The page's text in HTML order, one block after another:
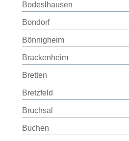
Bodeslhausen
Bondorf
Bönnigheim
Brackenheim
Bretten
Bretzfeld
Bruchsal
Buchen